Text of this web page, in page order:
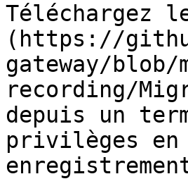
Téléchargez
(https://
gateway/
recording/
depuis un
privilèges